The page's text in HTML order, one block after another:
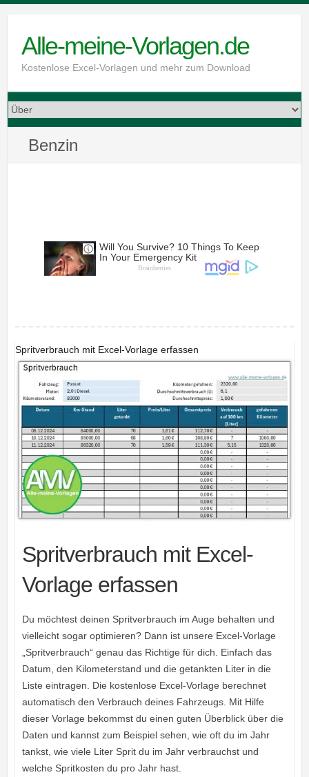
contentAlle-meine-Vorlagen.de
Kostenlose Excel-Vorlagen und mehr zum Download
Benzin
Spritverbrauch mit Excel-Vorlage erfassen
Spritverbrauch mit Excel-
Vorlage erfassen
Du möchtest deinen Spritverbrauch im Auge behalten und
vielleicht sogar optimieren? Dann ist unsere Excel-Vorlage
„Spritverbrauch“ genau das Richtige für dich. Einfach das
Datum, den Kilometerstand und die getankten Liter in die
Liste eintragen. Die kostenlose Excel-Vorlage berechnet
automatisch den Verbrauch deines Fahrzeugs. Mit Hilfe
dieser Vorlage bekommst du einen guten Überblick über die
Daten und kannst zum Beispiel sehen, wie oft du im Jahr
tankst, wie viele Liter Sprit du im Jahr verbrauchst und
welche Spritkosten du pro Jahr hast.